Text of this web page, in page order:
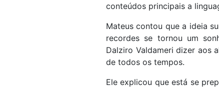
conteúdos principais a
Mateus contou que a ideia
recordes se tornou um
Dalziro Valdameri dizer aos
de todos os tempos.
Ele explicou que está se